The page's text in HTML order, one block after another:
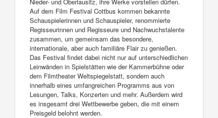
Auf dem Film Festival Cottbus kommen bekannte
Schauspielerinnen und Schauspieler, renommierte
Regisseurinnen und Regisseure und Nachwuchstalente
zusammen, um gemeinsam das besondere,
internationale, aber auch familiäre Flair zu genießen.
Das Festival findet dabei nicht nur auf unterschiedlichen
Leinwänden in Spielstätten wie der Kammerbühne oder
dem Filmtheater Weltspiegelstatt, sondern auch
innerhalb eines umfangreichen Programms aus von
Lesungen, Talks, Konzerten und mehr. Außerdem wird
es insgesamt drei Wettbewerbe geben, die mit einem
Preisgeld belohnt werden.